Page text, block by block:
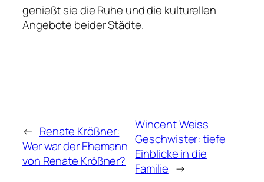
genießt sie die Ruhe und die kulturellen
Angebote beider Städte.
← Renate Krößner:
Wer war der Ehemann
von Renate Krößner?
Wincent Weiss
Geschwister: tiefe
Einblicke in die
Familie →